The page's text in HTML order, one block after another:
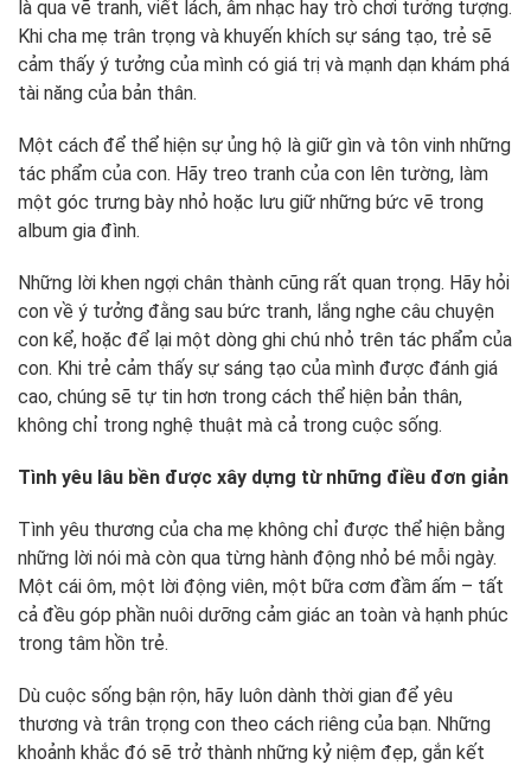
là qua vẽ tranh, viết lách, âm nhạc hay trò chơi tưởng tượng.
Khi cha mẹ trân trọng và khuyến khích sự sáng tạo, trẻ sẽ
cảm thấy ý tưởng của mình có giá trị và mạnh dạn khám phá
tài năng của bản thân.
Một cách để thể hiện sự ủng hộ là giữ gìn và tôn vinh những
tác phẩm của con. Hãy treo tranh của con lên tường, làm
một góc trưng bày nhỏ hoặc lưu giữ những bức vẽ trong
album gia đình.
Những lời khen ngợi chân thành cũng rất quan trọng. Hãy hỏi
con về ý tưởng đằng sau bức tranh, lắng nghe câu chuyện
con kể, hoặc để lại một dòng ghi chú nhỏ trên tác phẩm của
con. Khi trẻ cảm thấy sự sáng tạo của mình được đánh giá
cao, chúng sẽ tự tin hơn trong cách thể hiện bản thân,
không chỉ trong nghệ thuật mà cả trong cuộc sống.
Tình yêu lâu bền được xây dựng từ những điều đơn giản
Tình yêu thương của cha mẹ không chỉ được thể hiện bằng
những lời nói mà còn qua từng hành động nhỏ bé mỗi ngày.
Một cái ôm, một lời động viên, một bữa cơm đầm ấm – tất
cả đều góp phần nuôi dưỡng cảm giác an toàn và hạnh phúc
trong tâm hồn trẻ.
Dù cuộc sống bận rộn, hãy luôn dành thời gian để yêu
thương và trân trọng con theo cách riêng của bạn. Những
khoảnh khắc đó sẽ trở thành những kỷ niệm đẹp, gắn kết